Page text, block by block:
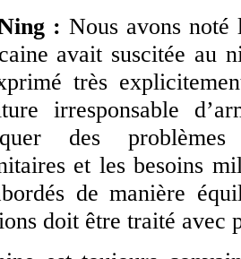
: Nous avons noté
avait suscitée au
très
irresponsable
des
et les besoins
de manière
doit être traité avec